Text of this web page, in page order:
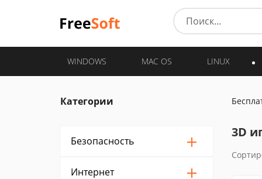
WINDOWS MAC OS LINUX
Категории
Безопасность
Интернет
3D